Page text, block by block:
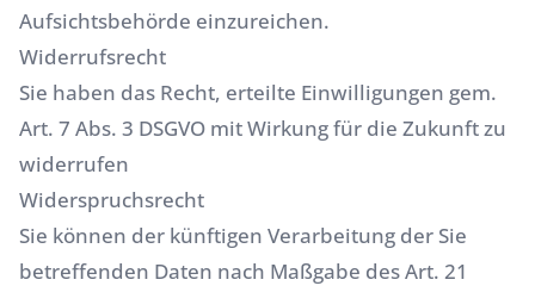
Aufsichtsbehörde einzureichen.
Widerrufsrecht
Sie haben das Recht, erteilte Einwilligungen gem.
Art. 7 Abs. 3 DSGVO mit Wirkung für die Zukunft zu
widerrufen
Widerspruchsrecht
Sie können der künftigen Verarbeitung der Sie
betreffenden Daten nach Maßgabe des Art. 21